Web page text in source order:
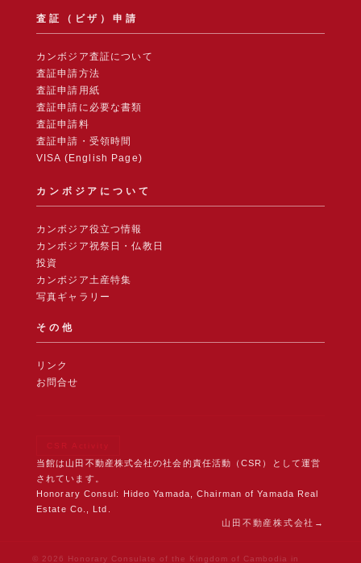
査証（ビザ）申請
カンボジア査証について
査証申請方法
査証申請用紙
査証申請に必要な書類
査証申請料
査証申請・受領時間
VISA (English Page)
カンボジアについて
カンボジア役立つ情報
カンボジア祝祭日・仏教日
投資
カンボジア土産特集
写真ギャラリー
その他
リンク
お問合せ
CSR Activity
当館は山田不動産株式会社の社会的責任活動（CSR）として運営
されています。
Honorary Consul: Hideo Yamada, Chairman of Yamada Real
Estate Co., Ltd.
山田不動産株式会社
© 2026 Honorary Consulate of the Kingdom of Cambodia in